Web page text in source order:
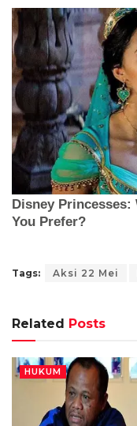
Tags: Aksi 22 Mei
Related Posts
HUKUM